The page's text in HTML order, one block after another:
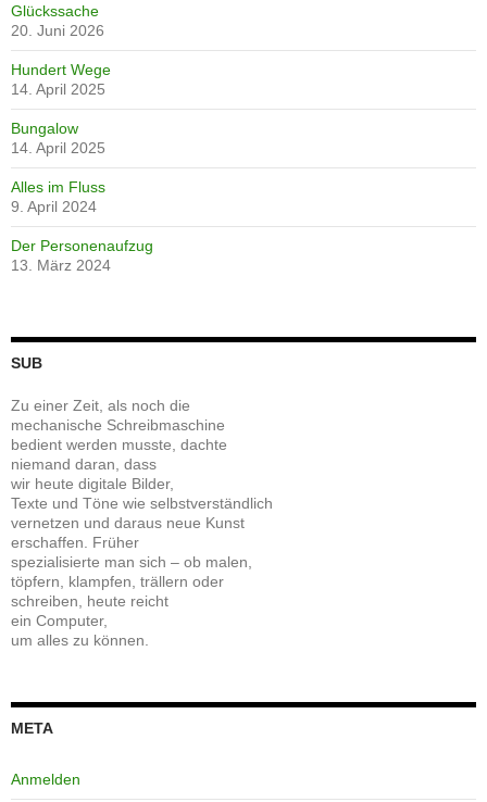
Glückssache
20. Juni 2026
Hundert Wege
14. April 2025
Bungalow
14. April 2025
Alles im Fluss
9. April 2024
Der Personenaufzug
13. März 2024
SUB
Zu einer Zeit, als noch die
mechanische Schreibmaschine
bedient werden musste, dachte
niemand daran, dass
wir heute digitale Bilder,
Texte und Töne wie selbstverständlich
vernetzen und daraus neue Kunst
erschaffen. Früher
spezialisierte man sich – ob malen,
töpfern, klampfen, trällern oder
schreiben, heute reicht
ein Computer,
um alles zu können.
META
Anmelden